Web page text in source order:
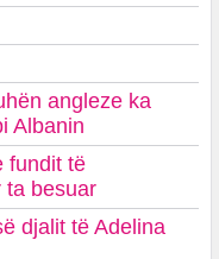
angleze ka
Albanin
fundit të
ta besuar
djalit të Adelina